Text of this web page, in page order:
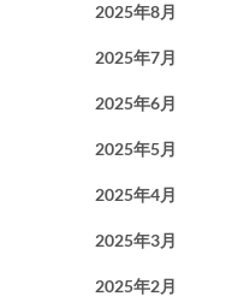
2025年8月
2025年7月
2025年6月
2025年5月
2025年4月
2025年3月
2025年2月